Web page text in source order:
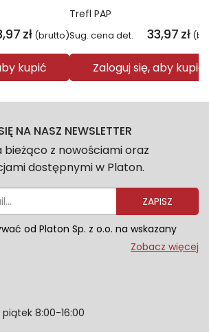
zł (brutto)
kupić
Trefl PAP
Sug. cena det. 33,97 zł
Zaloguj się, aby kupić
NA NASZ NEWSLETTER
bieżąco z nowościami oraz
dostępnymi w Platon.
ZAPISZ
od Platon Sp. z o.o. na wskazany
e-mail informacje marketingowe
osobowych znajdziesz w naszej
Wycofanie zgody nie wpłynie na
przetwarzania dokonanego przed
Zobacz więcej
8:00-16:00